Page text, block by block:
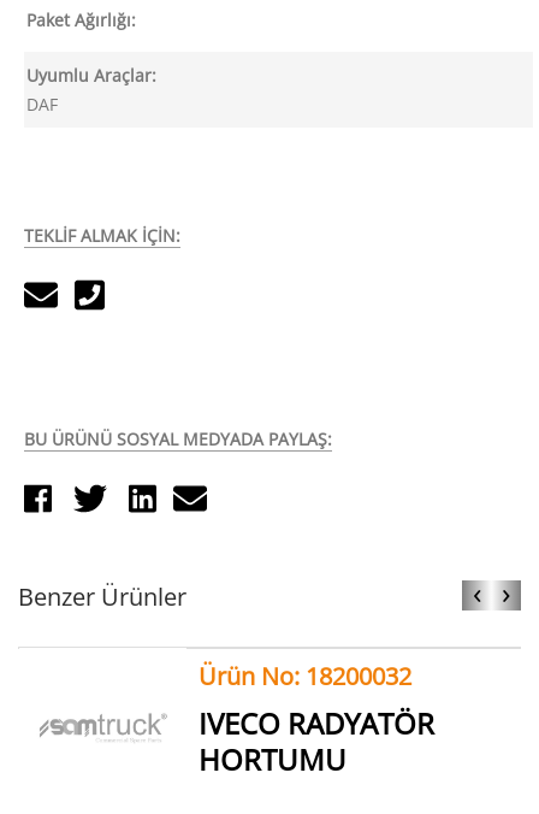
Paket Ağırlığı:
Uyumlu Araçlar:
DAF
TEKLİF ALMAK İÇİN:
BU ÜRÜNÜ SOSYAL MEDYADA PAYLAŞ:
Benzer Ürünler ‹ ›
Ürün No: 18200032
IVECO RADYATÖR
HORTUMU